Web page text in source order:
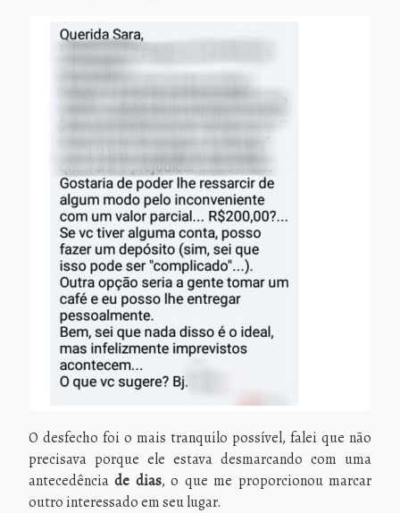
O desfecho foi o mais tranquilo possível, falei que não
precisava porque ele estava desmarcando com uma
antecedênciade dias, o que me proporcionou marcar
outro interessado em seu lugar.